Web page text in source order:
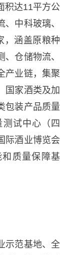
积达11平方公
中科玻璃、
，涵盖原粮种
仓储物流、
产业链，集聚
国家酒类及加
包装产品质量
试中心（四
际酒业博览会
和质量保障基
示范基地、全